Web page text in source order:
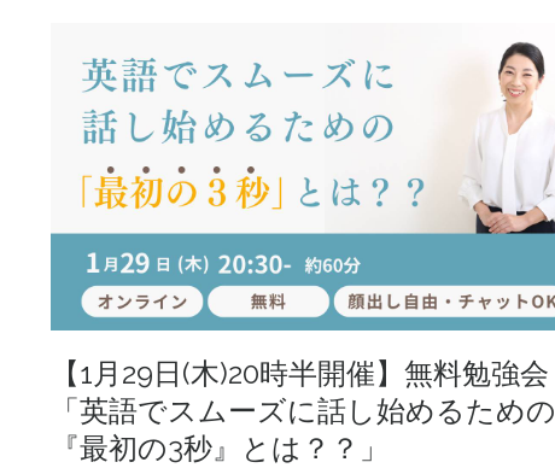
【1月29日(木)20時半開催】無料勉強会
「英語でスムーズに話し始めるための
『最初の3秒』とは？？」